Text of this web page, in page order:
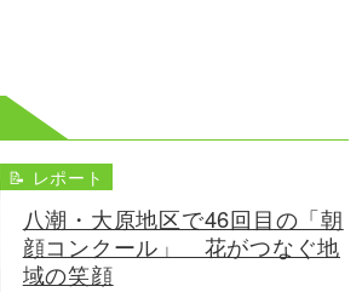
📝 レポート
八潮・大原地区で46回目の「朝
顔コンクール」 花がつなぐ地
域の笑顔